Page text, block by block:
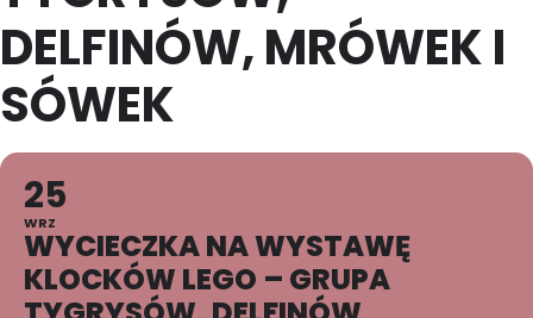
DELFINÓW, MRÓWEK I
SÓWEK
25
WRZ
WYCIECZKA NA WYSTAWĘ
KLOCKÓW LEGO – GRUPA